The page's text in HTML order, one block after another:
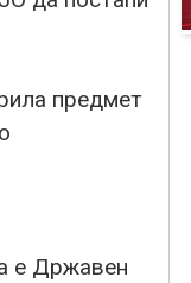
предмет
е Државен